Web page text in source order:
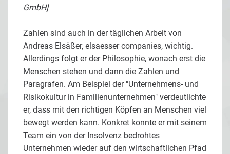
GmbH]
Zahlen sind auch in der täglichen Arbeit von
Andreas Elsäßer, elsaesser companies, wichtig.
Allerdings folgt er der Philosophie, wonach erst die
Menschen stehen und dann die Zahlen und
Paragrafen. Am Beispiel der "Unternehmens- und
Risikokultur in Familienunternehmen" verdeutlichte
er, dass mit den richtigen Köpfen an Menschen viel
bewegt werden kann. Konkret konnte er mit seinem
Team ein von der Insolvenz bedrohtes
Unternehmen wieder auf den wirtschaftlichen Pfad